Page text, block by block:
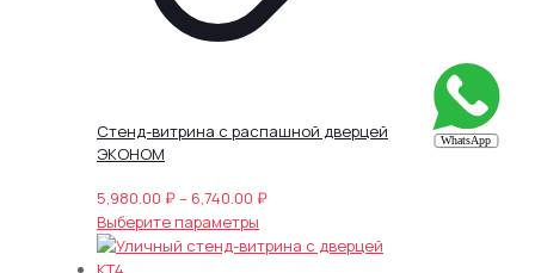
Стенд-витрина с распашной дверцей
ЭКОНОМ
5,980.00 ₽– 6,740.00 ₽Диапазон
5,980.00 ₽
Выберите параметры
товар